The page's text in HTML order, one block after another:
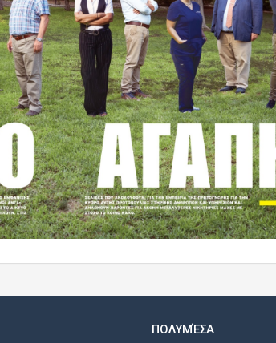
ΠΟΛΥΜΈΣΑ